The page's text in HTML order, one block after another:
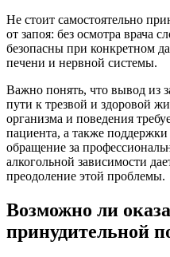
Не стоит самостоятельно
от запоя: без осмотра врача
безопасны при конкретном
печени и нервной системы.
Важно понять, что вывод из
пути к трезвой и здоровой
организма и поведения
пациента, а также
обращение за
алкогольной зависимости
преодоление этой проблемы.
Возможно ли
принудительной